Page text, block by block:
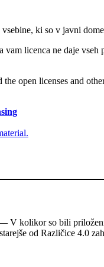
vsebine, ki so v javni
vam licenca ne daje
open licenses and
V kolikor so bili priloženi,
od Različice 4.0